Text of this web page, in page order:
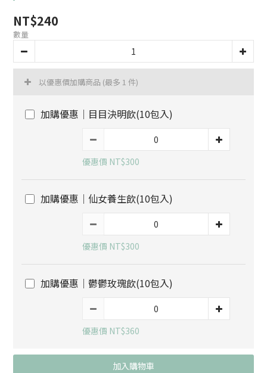
NT$240
數量
以優惠價加購商品 (最多 1 件)
加購優惠｜目目決明飲(10包入)
優惠價 NT$300
加購優惠｜仙女養生飲(10包入)
優惠價 NT$300
加購優惠｜鬱鬱玫瑰飲(10包入)
優惠價 NT$360
加入購物車